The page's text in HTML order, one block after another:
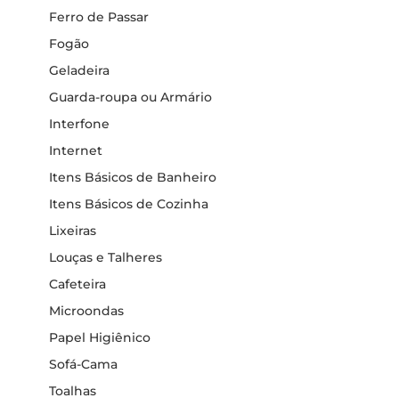
Ferro de Passar
Fogão
Geladeira
Guarda-roupa ou Armário
Interfone
Internet
Itens Básicos de Banheiro
Itens Básicos de Cozinha
Lixeiras
Louças e Talheres
Cafeteira
Microondas
Papel Higiênico
Sofá-Cama
Toalhas